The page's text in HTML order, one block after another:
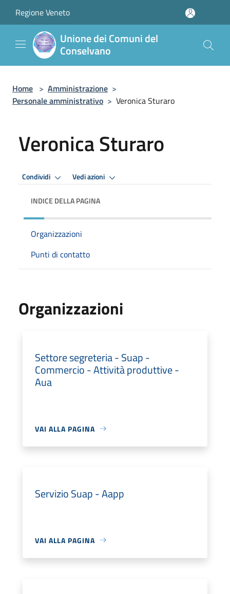
Regione Veneto
Unione dei Comuni del
Conselvano
Home > Amministrazione >
Personale amministrativo > Veronica Sturaro
Veronica Sturaro
Condividi Vedi azioni
INDICE DELLA PAGINA
Organizzazioni
Punti di contatto
Organizzazioni
Settore segreteria - Suap -
Commercio - Attività produttive -
Aua
VAI ALLA PAGINA
Servizio Suap - Aapp
VAI ALLA PAGINA